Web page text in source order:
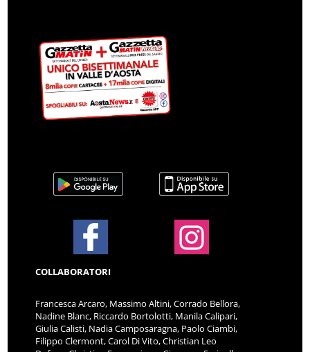
COLLABORATORI
Francesca Arcaro, Massimo Altini, Corrado Bellora,
Nadine Blanc, Riccardo Bortolotti, Manila Calipari,
Giulia Calisti, Nadia Camposaragna, Paolo Ciambi,
Filippo Clermont, Carol Di Vito, Christian Leo